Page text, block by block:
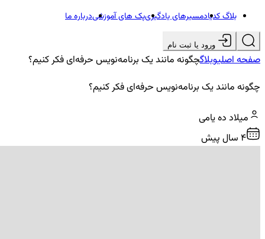
بلاگ کدیادمسیرهای یادگیریپک های آموزشیدرباره ما
ورود یا ثبت نام
صفحه اصلیوبلاگچگونه مانند یک برنامه‌نویس حرفه‌ای فکر کنیم؟
چگونه مانند یک برنامه‌نویس حرفه‌ای فکر کنیم؟
میلاد ده یامی
4 سال پیش